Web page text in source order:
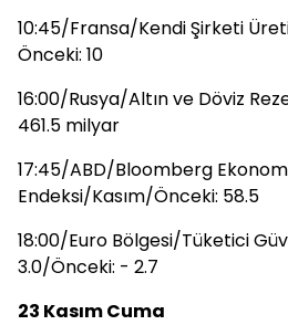
10:45/Fransa/Kendi Şirketi
Önceki: 10
16:00/Rusya/Altın ve Döviz
461.5 milyar
17:45/ABD/Bloomberg
Endeksi/Kasım/Önceki: 58.5
18:00/Euro Bölgesi/Tüketici
3.0/Önceki: - 2.7
23 Kasım Cuma